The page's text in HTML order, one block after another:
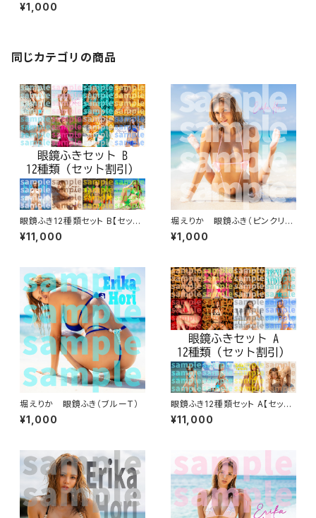
¥1,000
同じカテゴリの商品
眼鏡ふき12種類セット B【セット
割引】
¥11,000
堀えりか 眼鏡ふき（ピンクリボ
ン）
¥1,000
堀えりか 眼鏡ふき（ブルーT）
¥1,000
眼鏡ふき12種類セット A【セット
割引】
¥11,000